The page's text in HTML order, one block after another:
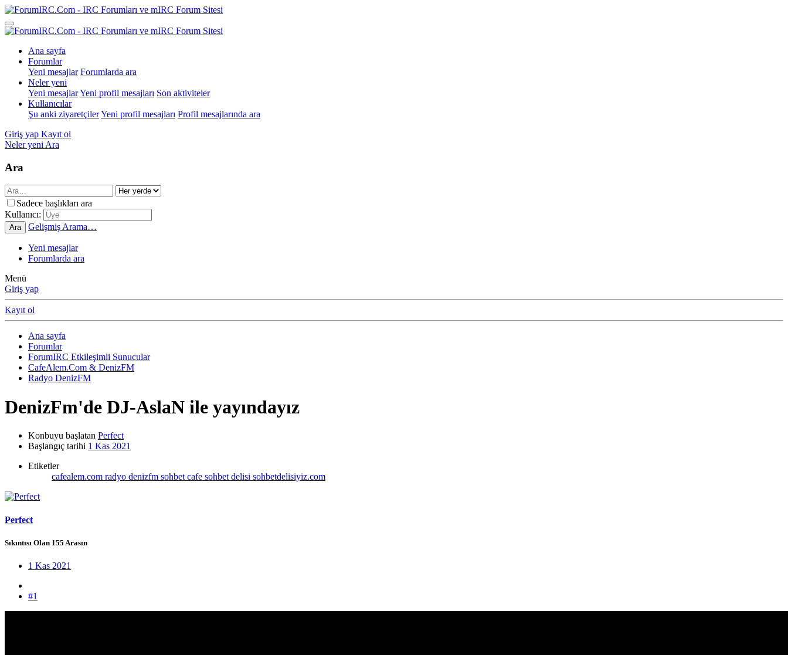
Ana sayfa
Forumlar
Yeni mesajlar Forumlarda ara
Neler yeni
Yeni mesajlarYeni profil mesajları Son aktiviteler
Kullanıcılar
Şu anki ziyaretçilerYeni profil mesajları Profil mesajlarında ara
Giriş yap Kayıt ol
Neler yeni Ara
Ara
Sadece başlıkları ara
Kullanıcı:
Ara Gelişmiş Arama…
Yeni mesajlar
Forumlarda ara
Menü
Giriş yap
Kayıt ol
Ana sayfa
Forumlar
ForumIRC Etkileşimli Sunucular
CafeAlem.Com & DenizFM
Radyo DenizFM
DenizFm'de DJ-AslaN ile yayındayız
Konbuyu başlatan Perfect
Başlangıç tarihi 1 Kas 2021
Etiketler
cafealem.com radyo denizfm sohbet cafe sohbet delisi sohbetdelisiyiz.com
Perfect
Sıkıntısı Olan 155 Arasın
1 Kas 2021
#1